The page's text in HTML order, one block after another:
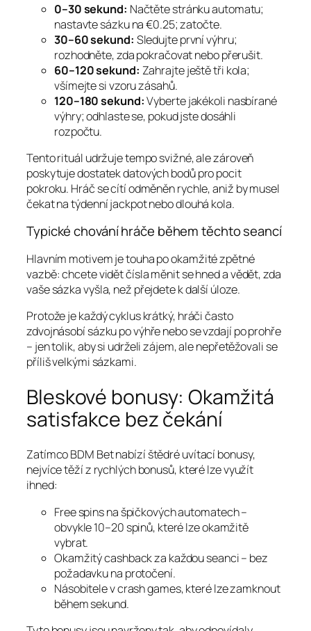
0–30 sekund: Načtěte stránku automatu;
nastavte sázku na €0.25; zatočte.
30–60 sekund: Sledujte první výhru;
rozhodněte, zda pokračovat nebo přerušit.
60–120 sekund: Zahrajte ještě tři kola;
všímejte si vzoru zásahů.
120–180 sekund:Vyberte jakékoli nasbírané
výhry; odhlaste se, pokud jste dosáhli
rozpočtu.
Tento rituál udržuje tempo svižné, ale zároveň
poskytuje dostatek datových bodů pro pocit
pokroku. Hráč se cítí odměněn rychle, aniž by musel
čekat na týdenní jackpot nebo dlouhá kola.
Typické chování hráče během těchto seancí
Hlavním motivem je touha po okamžité zpětné
vazbě: chcete vidět čísla měnit se hned a vědět, zda
vaše sázka vyšla, než přejdete k další úloze.
Protože je každý cyklus krátký, hráči často
zdvojnásobí sázku po výhře nebo se vzdají po prohře
– jen tolik, aby si udrželi zájem, ale nepřetěžovali se
příliš velkými sázkami.
Bleskové bonusy: Okamžitá
satisfakce bez čekání
Zatímco BDM Bet nabízí štědré uvítací bonusy,
nejvíce těží z rychlých bonusů, které lze využít
ihned:
Free spins na špičkových automatech –
obvykle 10–20 spinů, které lze okamžitě
vybrat.
Okamžitý cashback za každou seanci – bez
požadavku na protočení.
Násobitele v crash games, které lze zamknout
během sekund.